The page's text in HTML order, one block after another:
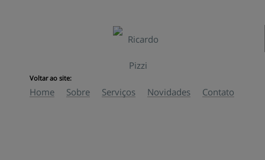
Voltar ao site:
Home Sobre Serviços Novidades Contato